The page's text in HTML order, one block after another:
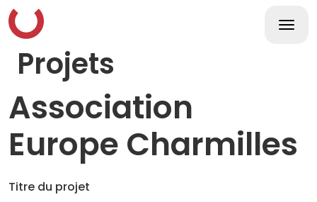
Skip
to
content
Projets
Association
Europe Charmilles
Titre du projet